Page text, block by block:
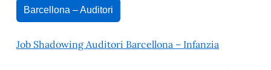
Barcellona – Auditori
Job Shadowing Auditori Barcellona – Infanzia